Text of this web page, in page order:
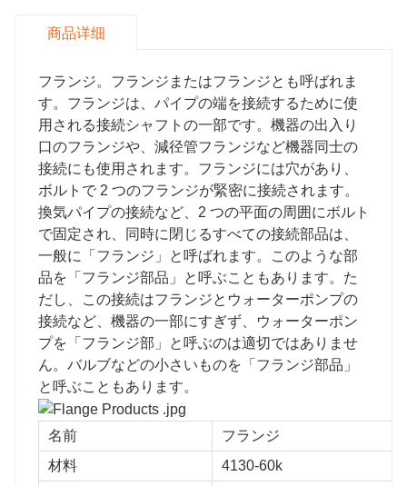
商品详细
フランジ。フランジまたはフランジとも呼ばれま
す。フランジは、パイプの端を接続するために使
用される接続シャフトの一部です。機器の出入り
口のフランジや、減径管フランジなど機器同士の
接続にも使用されます。フランジには穴があり、
ボルトで 2 つのフランジが緊密に接続されます。
換気パイプの接続など、2 つの平面の周囲にボルト
で固定され、同時に閉じるすべての接続部品は、
一般に「フランジ」と呼ばれます。このような部
品を「フランジ部品」と呼ぶこともあります。た
だし、この接続はフランジとウォーターポンプの
接続など、機器の一部にすぎず、ウォーターポン
プを「フランジ部」と呼ぶのは適切ではありませ
ん。バルブなどの小さいものを「フランジ部品」
と呼ぶこともあります。
名前
フランジ
材料
4130-60k